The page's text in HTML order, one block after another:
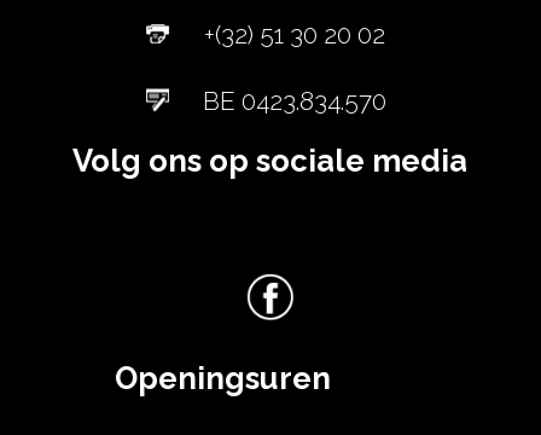
+(32) 51 30 20 02
BE 0423.834.570
Volg ons op sociale media
Openingsuren